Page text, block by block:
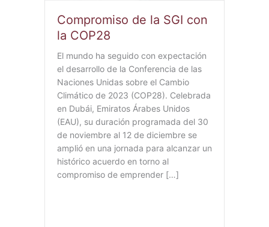
Compromiso de la SGI con
la COP28
El mundo ha seguido con expectación
el desarrollo de la Conferencia de las
Naciones Unidas sobre el Cambio
Climático de 2023 (COP28). Celebrada
en Dubái, Emiratos Árabes Unidos
(EAU), su duración programada del 30
de noviembre al 12 de diciembre se
amplió en una jornada para alcanzar un
histórico acuerdo en torno al
compromiso de emprender […]